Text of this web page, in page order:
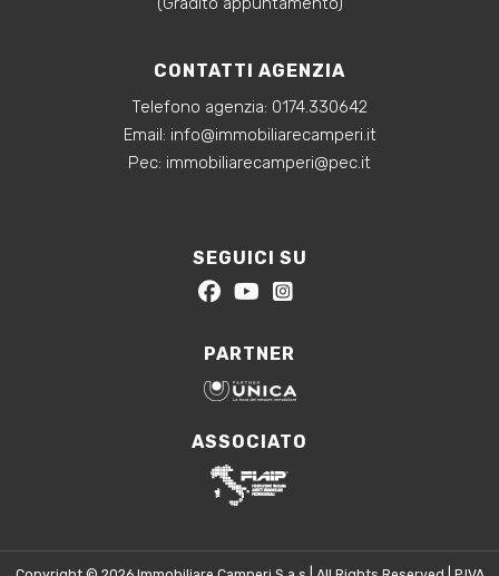
CONTATTI AGENZIA
Telefono agenzia: 0174.330642
‍Email: info@immobiliarecamperi.it
‍Pec: immobiliarecamperi@pec.it
SEGUICI SU
PARTNER
ASSOCIATO